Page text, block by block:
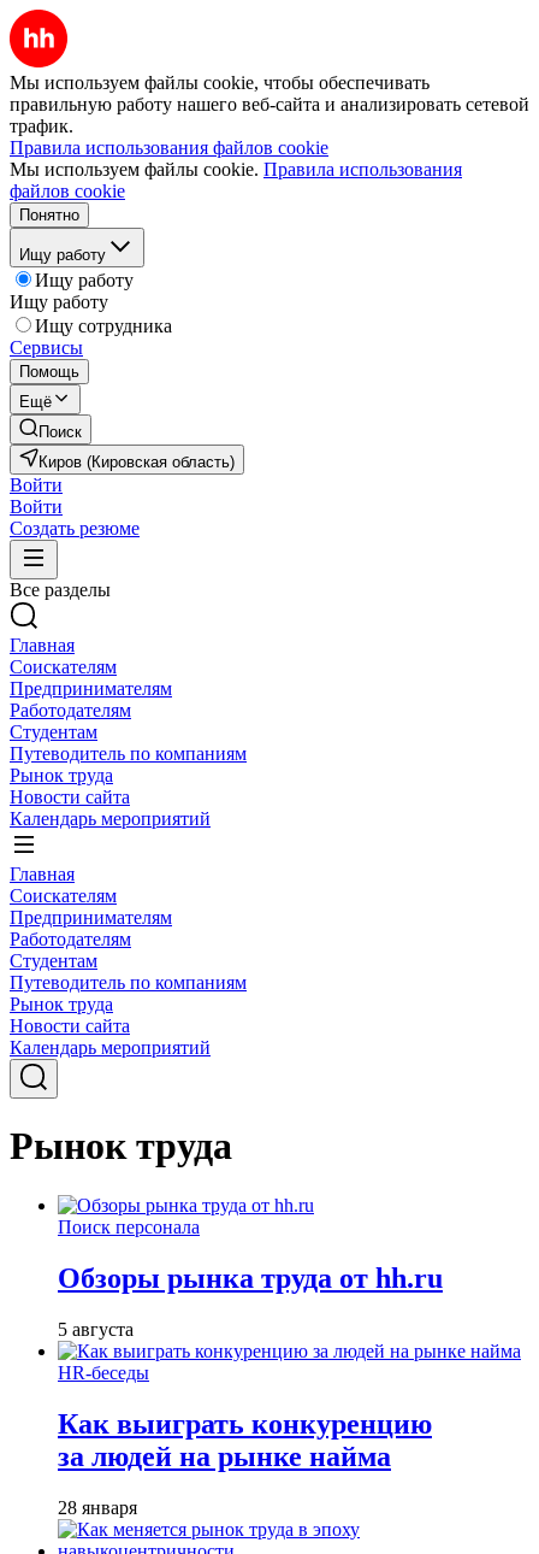
Мы используем файлы cookie, чтобы обеспечивать
правильную работу нашего веб-сайта и анализировать сетевой
трафик.
Правила использования файлов cookie
Мы используем файлы cookie. Правила использования
файлов cookie
Понятно
Ищу работу
Ищу работу
Ищу работу
Ищу сотрудника
Сервисы
Помощь
Ещё
Поиск
Киров (Кировская область)
Войти
Войти
Создать резюме
Все разделы
Главная
Соискателям
Предпринимателям
Работодателям
Студентам
Путеводитель по компаниям
Рынок труда
Новости сайта
Календарь мероприятий
Главная
Соискателям
Предпринимателям
Работодателям
Студентам
Путеводитель по компаниям
Рынок труда
Новости сайта
Календарь мероприятий
Рынок труда
Поиск персонала
Обзоры рынка труда от hh.ru
5 августа
HR-беседы
Как выиграть конкуренцию
за людей на рынке найма
28 января